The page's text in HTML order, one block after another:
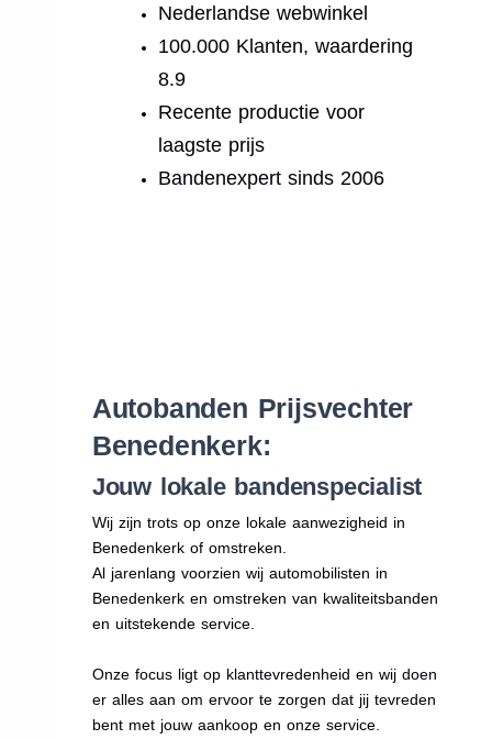
Nederlandse webwinkel
100.000 Klanten, waardering
8.9
Recente productie voor
laagste prijs
Bandenexpert sinds 2006
Autobanden Prijsvechter
Benedenkerk:
Jouw lokale bandenspecialist
Wij zijn trots op onze lokale aanwezigheid in
Benedenkerk of omstreken.
Al jarenlang voorzien wij automobilisten in
Benedenkerk en omstreken van kwaliteitsbanden
en uitstekende service.
Onze focus ligt op klanttevredenheid en wij doen
er alles aan om ervoor te zorgen dat jij tevreden
bent met jouw aankoop en onze service.